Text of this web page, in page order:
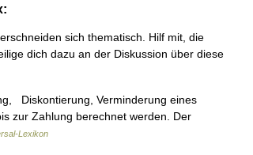
sich thematisch. Hilf mit, die
dich dazu an der Diskussion über diese
Diskontierung, Verminderung eines
zur Zahlung berechnet werden. Der
Lexikon